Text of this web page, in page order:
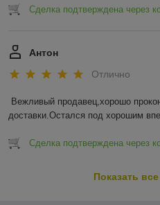
Сделка подтверждена через
Антон
Отлично
Вежливый продавец,хорошо
доставки.Остался под хорошим
Сделка подтверждена через
Показать